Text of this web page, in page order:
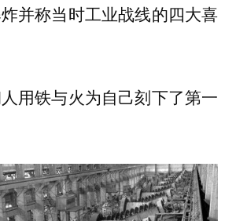
并称当时工业战线的四大喜
用铁与火为自己刻下了第一